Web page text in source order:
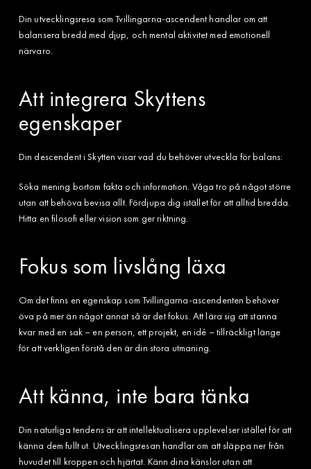
Din utvecklingsresa som Tvillingarna-ascendent handlar om att
balansera bredd med djup, och mental aktivitet med emotionell
närvaro.
Att integrera Skyttens
egenskaper
Din descendent i Skytten visar vad du behöver utveckla för balans:
Söka mening bortom fakta och information. Våga tro på något större
utan att behöva bevisa allt. Fördjupa dig istället för att alltid bredda.
Hitta en filosofi eller vision som ger riktning.
Fokus som livslång läxa
Om det finns en egenskap som Tvillingarna-ascendenten behöver
öva på mer än något annat så är det fokus. Att lära sig att stanna
kvar med en sak – en person, ett projekt, en idé – tillräckligt länge
för att verkligen förstå den är din stora utmaning.
Att känna, inte bara tänka
Din naturliga tendens är att intellektualisera upplevelser istället för att
känna dem fullt ut. Utvecklingsresan handlar om att släppa ner från
huvudet till kroppen och hjärtat. Känn dina känslor utan att